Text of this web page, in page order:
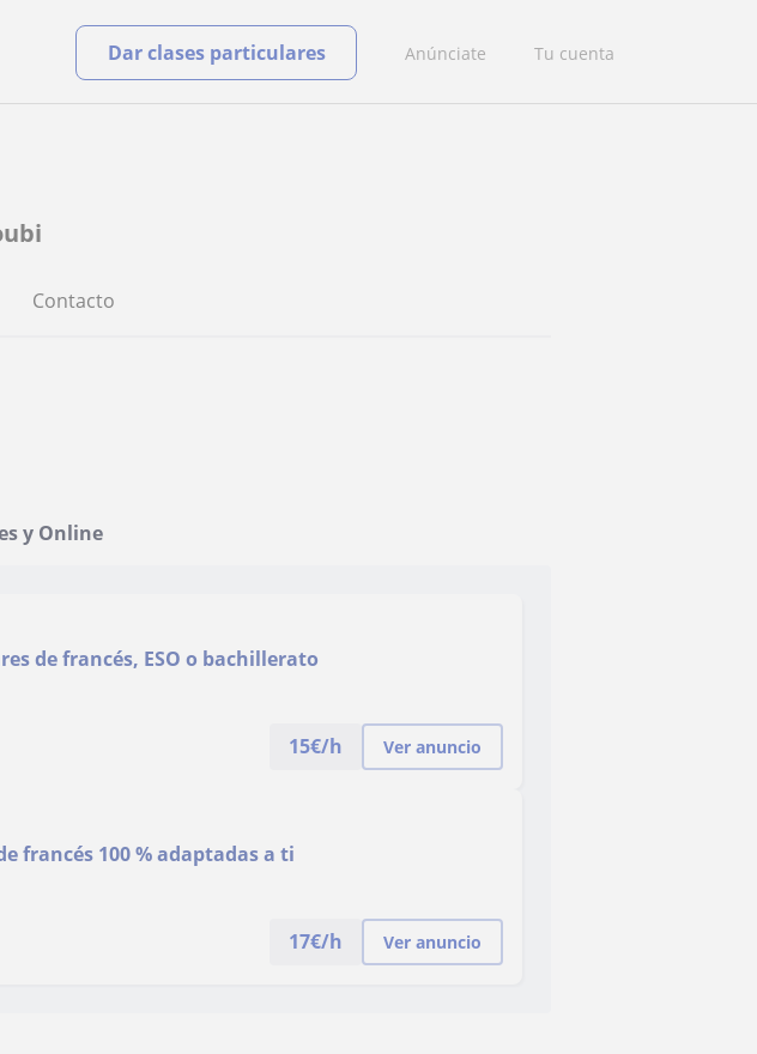
Anúnciate Tu cuenta
Dar clases particulares
Contacto
y Online
de francés, ESO o bachillerato
15€/h Ver anuncio
francés 100 % adaptadas a ti
17€/h Ver anuncio